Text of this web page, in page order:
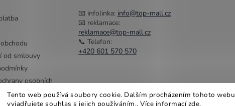
Tento web používá soubory cookie. Dalším procházením tohoto webu
vyjadřujete souhlas s jejich používáním.. Více informacízde.
od smlouvy
osobních
📧 infolinka: info@top-mall.cz
📧 reklamace:
reklamace@top-mall.cz
📞 Telefon:
+420 601 570 570